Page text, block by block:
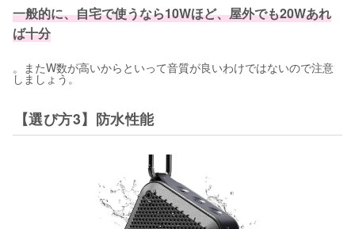
一般的に、自宅で使うなら10Wほど、屋外でも20Wあれ
ば十分
。またW数が高いからといって音質が良いわけではないので注意
しましょう。
【選び方3】防水性能